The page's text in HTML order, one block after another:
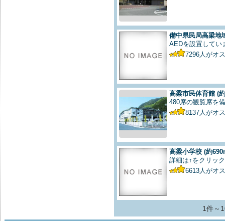
備中県民局高梁地
AEDを設置してい
7296 人がオ
高梁市民体育館 (
480席の観覧席を
8137 人がオ
高梁小学校 (約
詳細は↑をクリック
6613 人がオ
1件～